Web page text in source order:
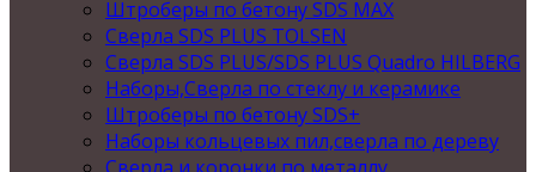
Штроберы по бетону SDS MAX
Сверла SDS PLUS TOLSEN
Сверла SDS PLUS/SDS PLUS Quadro HILBERG
Наборы,Сверла по стеклу и керамике
Штроберы по бетону SDS+
Наборы кольцевых пил,сверла по дереву